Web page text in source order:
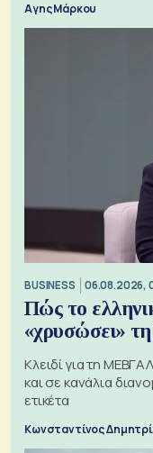
Αγης Μάρκου
BUSINESS 06.08.2026,
Πώς το
«χρυσώσει»
Κλειδί για τη
και σε κανάλια
ετικέτα
Κωνσταντίνος